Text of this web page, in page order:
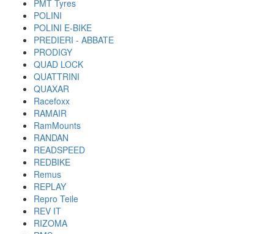
PMT Tyres
POLINI
POLINI E-BIKE
PREDIERI - ABBATE
PRODIGY
QUAD LOCK
QUATTRINI
QUAXAR
Racefoxx
RAMAIR
RamMounts
RANDAN
READSPEED
REDBIKE
Remus
REPLAY
Repro Teile
REV IT
RIZOMA